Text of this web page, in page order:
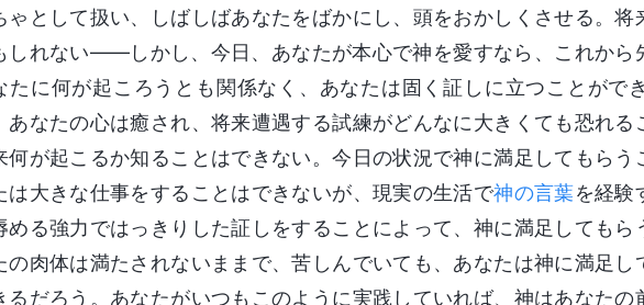
ゃとして扱い、しばしばあなたをばかにし、頭をおかしくさせる。
しれない――しかし、今日、あなたが本心で神を愛すなら、これから
たに何が起ころうとも関係なく、あなたは固く証しに立つことがで
あなたの心は癒され、将来遭遇する試練がどんなに大きくても恐れ
何が起こるか知ることはできない。今日の状況で神に満足してもら
は大きな仕事をすることはできないが、現実の生活で神の言葉を経験
める強力ではっきりした証しをすることによって、神に満足しても
の肉体は満たされないままで、苦しんでいても、あなたは神に満足
るだろう。あなたがいつもこのように実践していれば、神はあなた